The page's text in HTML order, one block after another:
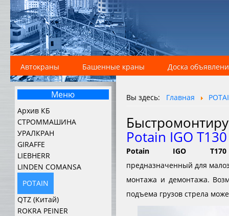
Автокраны Башенные краны Доска
Меню
Архив КБ
СТРОММАШИНА
УРАЛКРАН
GIRAFFE
LIEBHERR
LINDEN COMANSA
POTAIN
QTZ (Китай)
ROKRA PEINER
Вы здесь: Главная
Potain IGO T130
Potain IGO T170
предназначенный для
монтажа и демонтажа.
подъема грузов стрела